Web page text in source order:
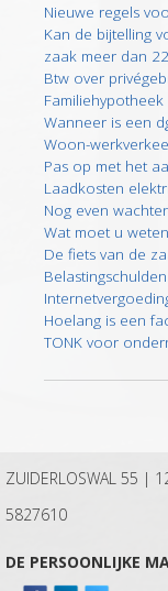
Nieuwe regels
Kan de bijtelling
zaak meer dan
Btw over
Wanneer is een
Woon-
Pas op met het
Laadkosten
Nog even
Wat moet u
De fiets van de
Hoelang is een
TONK voor
ZUIDERLOSWAL 55 |
5827610
DE PERSOONLIJKE